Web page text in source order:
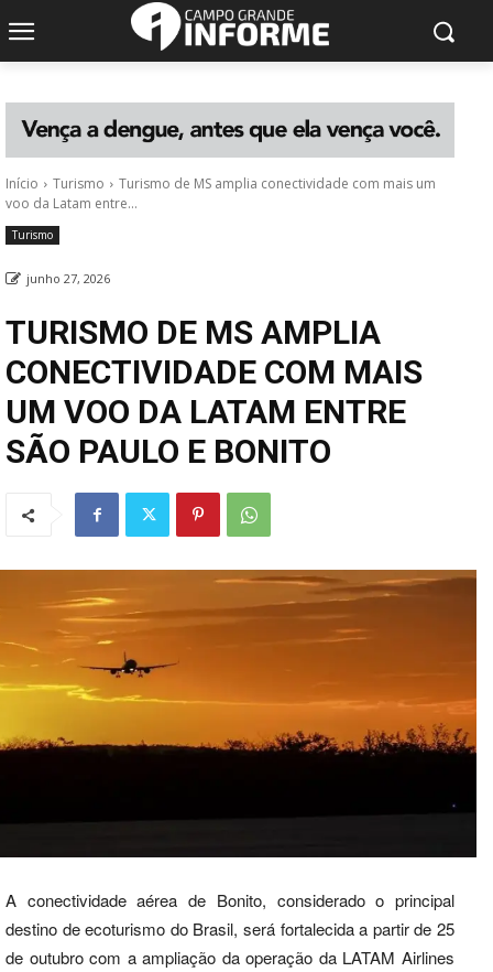
Início Turismo
Turismo de MS amplia conectividade com mais um
voo da Latam entre...
Turismo
junho 27, 2026
TURISMO DE MS AMPLIA
CONECTIVIDADE COM MAIS
UM VOO DA LATAM ENTRE
SÃO PAULO E BONITO
A conectividade aérea de Bonito, considerado o principal
destino de ecoturismo do Brasil, será fortalecida a partir de 25
de outubro com a ampliação da operação da LATAM Airlines